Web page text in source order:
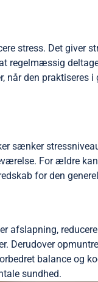
stress. Det giver
regelmæssig
den praktiseres i
sænker
For ældre
for den
afslapning,
Derudover
balance og
sundhed.